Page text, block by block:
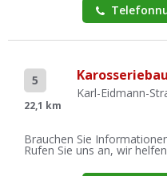
5
22,1 km
Karl-Eidmann-
Brauchen Sie
Rufen Sie uns an, wir